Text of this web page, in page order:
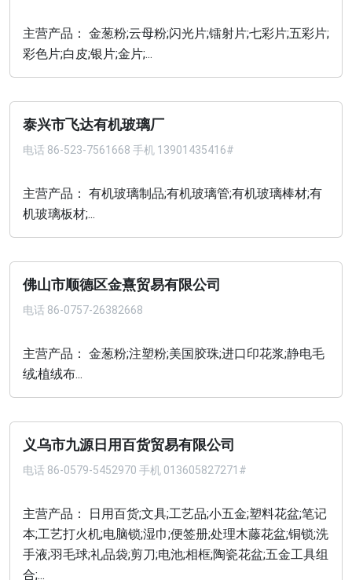
主营产品： 金葱粉;云母粉;闪光片;镭射片;七彩片;五彩片;
彩色片;白皮;银片;金片;...
泰兴市飞达有机玻璃厂
电话 86-523-7561668 手机 13901435416#
主营产品： 有机玻璃制品;有机玻璃管;有机玻璃棒材;有
机玻璃板材;...
佛山市顺德区金熹贸易有限公司
电话 86-0757-26382668
主营产品： 金葱粉;注塑粉;美国胶珠;进口印花浆;静电毛
绒;植绒布...
义乌市九源日用百货贸易有限公司
电话 86-0579-5452970 手机 013605827271#
主营产品： 日用百货;文具;工艺品;小五金;塑料花盆;笔记
本;工艺打火机;电脑锁;湿巾;便签册;处理木藤花盆;铜锁;洗
手液;羽毛球;礼品袋;剪刀;电池;相框;陶瓷花盆;五金工具组
合;...